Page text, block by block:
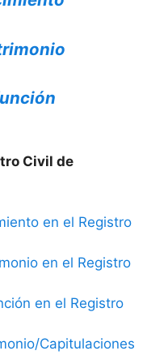
Civil de
en el Registro
en el Registro
en el Registro
Capitulaciones